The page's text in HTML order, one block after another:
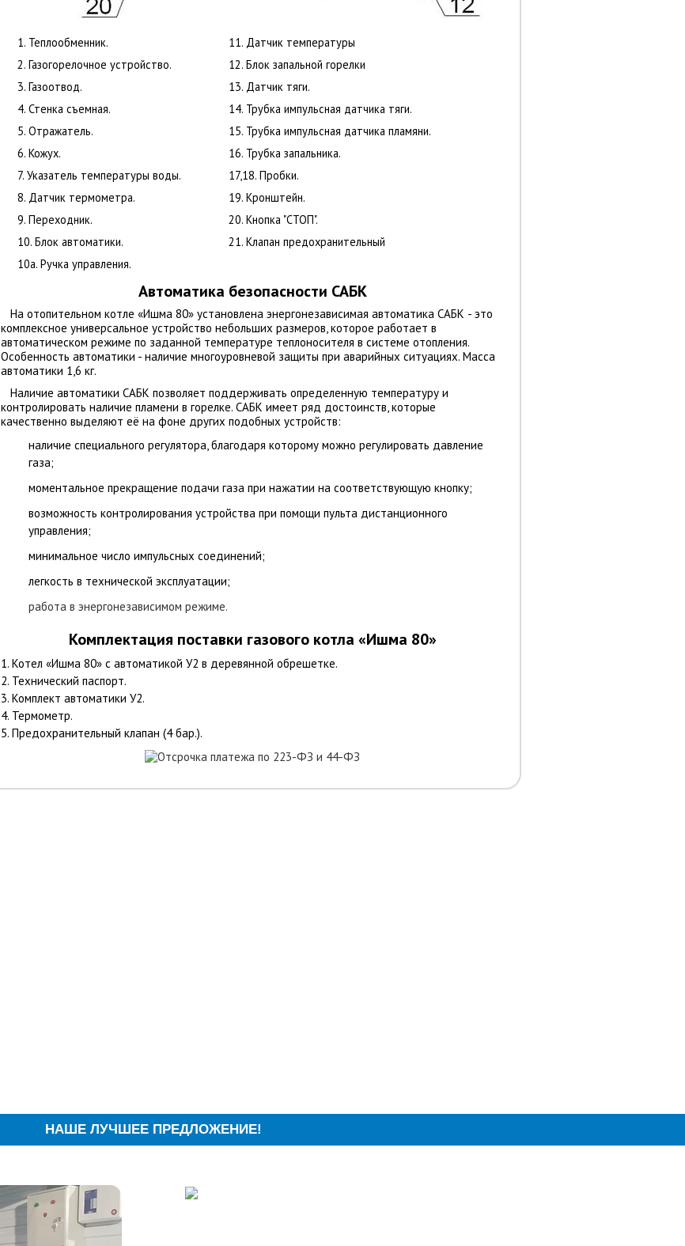
1. Теплообменник.
11. Датчик температуры
2. Газогорелочное устройство.
12. Блок запальной горелки
3. Газоотвод.
13. Датчик тяги.
4. Стенка съемная.
14. Трубка импульсная датчика тяги.
5. Отражатель.
15. Трубка импульсная датчика пламяни.
6. Кожух.
16. Трубка запальника.
7. Указатель температуры воды.
17,18. Пробки.
8. Датчик термометра.
19. Кронштейн.
9. Переходник.
20. Кнопка "СТОП".
10. Блок автоматики.
21. Клапан предохранительный
10а. Ручка управления.
Автоматика безопасности САБК
На отопительном котле «Ишма 80» установлена энергонезависимая автоматика САБК - это
комплексное универсальное устройство небольших размеров, которое работает в
автоматическом режиме по заданной температуре теплоносителя в системе отопления.
Особенность автоматики - наличие многоуровневой защиты при аварийных ситуациях. Масса
автоматики 1,6 кг.
Наличие автоматики САБК позволяет поддерживать определенную температуру и
контролировать наличие пламени в горелке. САБК имеет ряд достоинств, которые
качественно выделяют её на фоне других подобных устройств:
наличие специального регулятора, благодаря которому можно регулировать давление
газа;
моментальное прекращение подачи газа при нажатии на соответствующую кнопку;
возможность контролирования устройства при помощи пульта дистанционного
управления;
минимальное число импульсных соединений;
легкость в технической эксплуатации;
работа в энергонезависимом режиме.
Комплектация поставки газового котла «Ишма 80»
1. Котел «Ишма 80» с автоматикой У2 в деревянной обрешетке.
2. Технический паспорт.
3. Комплект автоматики У2.
4. Термометр.
5. Предохранительный клапан (4 бар.).
НАШЕ ЛУЧШЕЕ ПРЕДЛОЖЕНИЕ!